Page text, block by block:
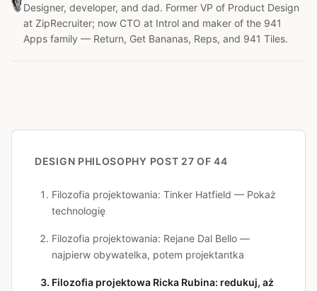
Designer, developer, and dad. Former VP of Product Design
at ZipRecruiter; now CTO at Introl and maker of the 941
Apps family — Return, Get Bananas, Reps, and 941 Tiles.
DESIGN PHILOSOPHY POST 27 OF 44
Filozofia projektowania: Tinker Hatfield — Pokaż
technologię
Filozofia projektowania: Rejane Dal Bello —
najpierw obywatelka, potem projektantka
Filozofia projektowa Ricka Rubina: redukuj, aż